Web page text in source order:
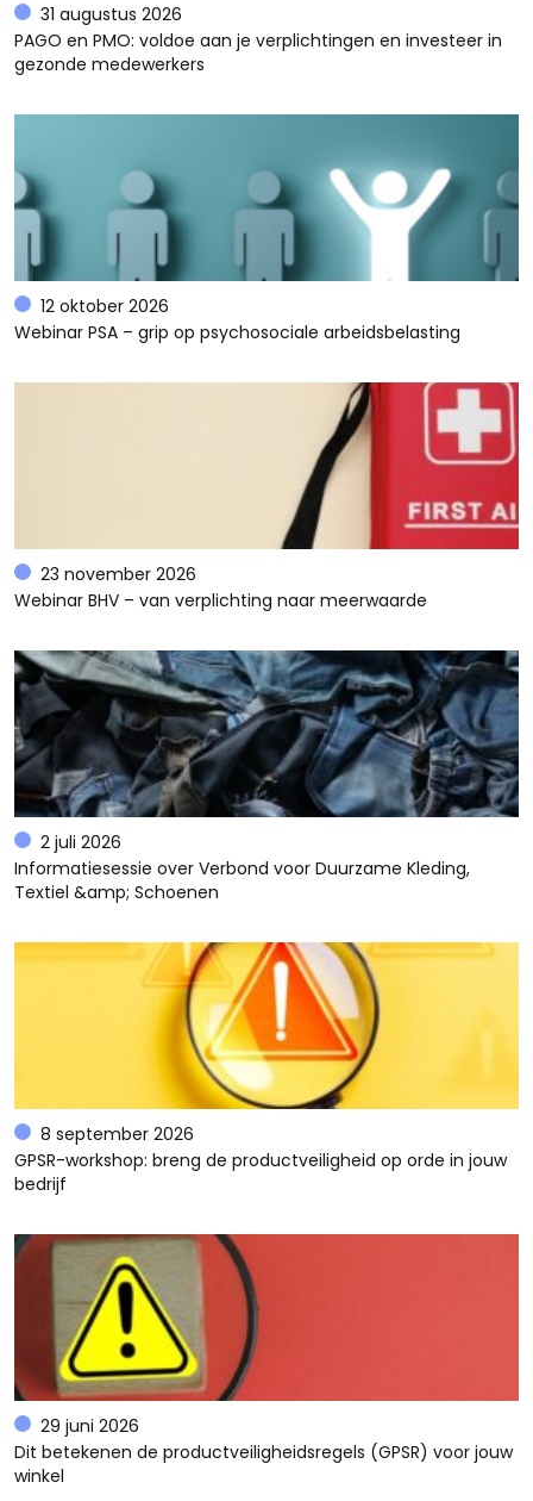
31 augustus 2026
PAGO en PMO: voldoe aan je verplichtingen en investeer in
gezonde medewerkers
12 oktober 2026
Webinar PSA – grip op psychosociale arbeidsbelasting
23 november 2026
Webinar BHV – van verplichting naar meerwaarde
2 juli 2026
Informatiesessie over Verbond voor Duurzame Kleding,
Textiel &amp; Schoenen
8 september 2026
GPSR-workshop: breng de productveiligheid op orde in jouw
bedrijf
29 juni 2026
Dit betekenen de productveiligheidsregels (GPSR) voor jouw
winkel